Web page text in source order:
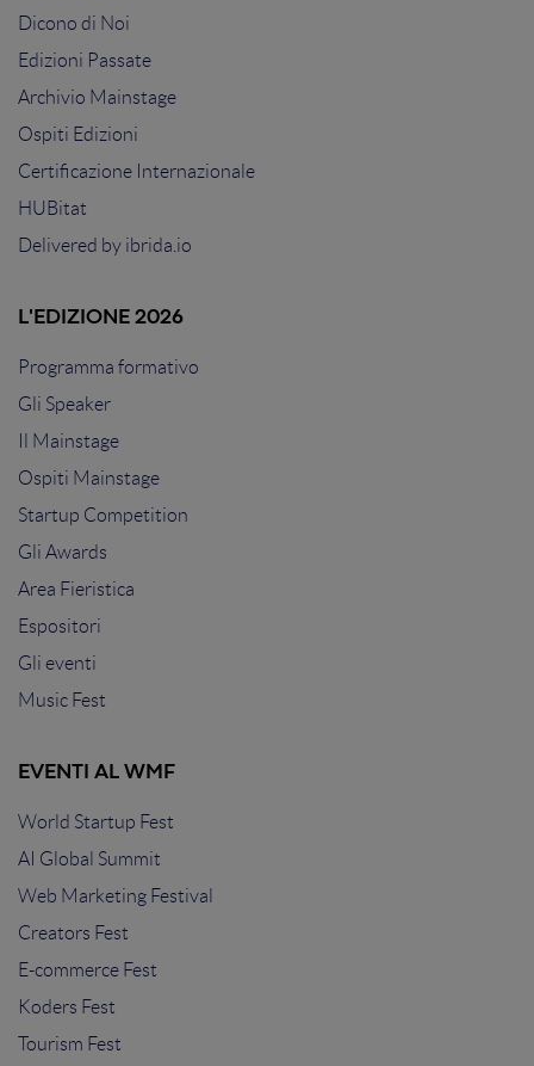
Dicono di Noi
Edizioni Passate
Archivio Mainstage
Ospiti Edizioni
Certificazione Internazionale
HUBitat
Delivered by ibrida.io
L'EDIZIONE 2026
Programma formativo
Gli Speaker
Il Mainstage
Ospiti Mainstage
Startup Competition
Gli Awards
Area Fieristica
Espositori
Gli eventi
Music Fest
EVENTI AL WMF
World Startup Fest
AI Global Summit
Web Marketing Festival
Creators Fest
E-commerce Fest
Koders Fest
Tourism Fest